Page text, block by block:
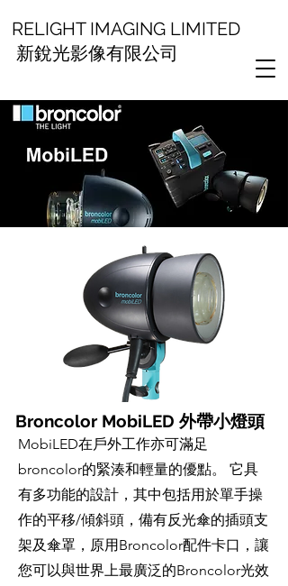
RELIGHT IMAGING LIMITED
新銳光影像有限公司
Broncolor MobiLED 外帶小燈頭
MobiLED在戶外工作亦可滿足
broncolor的緊湊和輕量的優點。 它具
有多功能的設計，其中包括用於單手操
作的平移/傾斜頭，備有反光傘的插頭支
架及傘罩，原用Broncolor配件卡口，讓
您可以與世界上最廣泛的Broncolor光效